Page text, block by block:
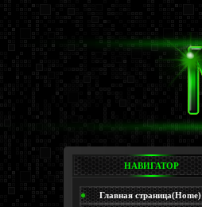
НАВИГАТОР
Главная страница(Home)